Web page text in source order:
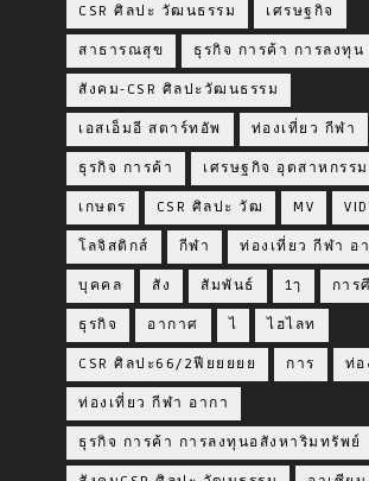
CSR ศิลปะ วัฒนธรรม เศรษฐกิจ
สาธารณสุข ธุรกิจ การค้า การลงทุน
สังคม-CSR ศิลปะวัฒนธรรม
เอสเอ็มอี สตาร์ทอัพ ท่องเที่ยว กีฬา
ธุรกิจ การค้า เศรษฐกิจ อุตสาหกรรม
เกษตร CSR ศิลปะ วัฒ MV
โลจิสติกส์ กีฬา ท่องเที่ยว กีฬา อ
บุคคล สัง สัมพันธ์ 1ๅ การ
ธุรกิจ อากาศ ไ ไฮไลท
CSR ศิลปะ66/2ฟียยยยย การ ท่อ
ท่องเที่ยว กีฬา อากา
ธุรกิจ การค้า การลงทุนอสังหาริมทรัพย์